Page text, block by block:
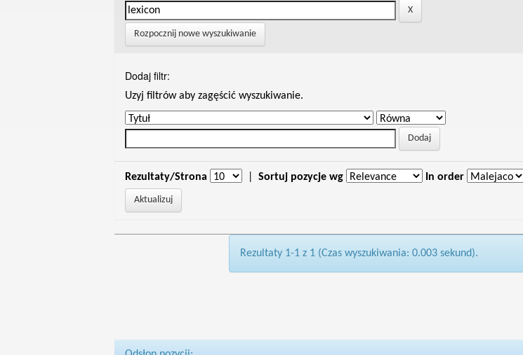
Rozpocznij nowe wyszukiwanie
Dodaj filtr:
Uzyj filtrów aby zagęścić wyszukiwanie.
Rezultaty/Strona Sortuj pozycje wg In order
Rezultaty 1-1 z 1 (Czas wyszukiwania: 0.003 sekund).